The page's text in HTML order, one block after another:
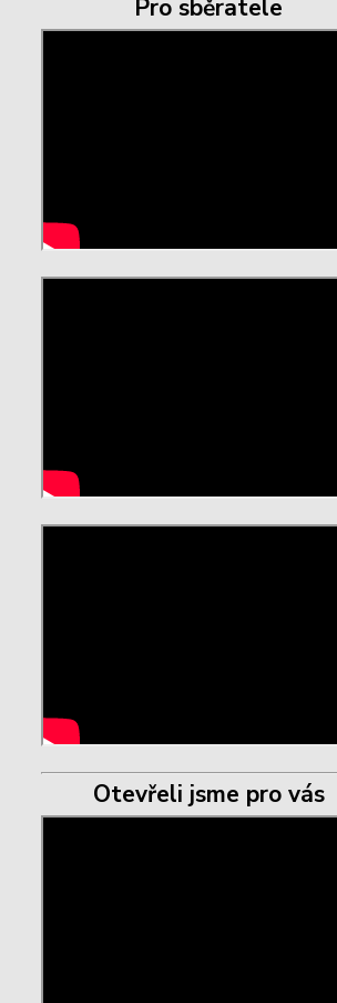
Pro sběratele
Otevřeli jsme pro vás